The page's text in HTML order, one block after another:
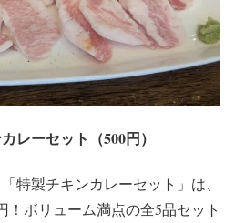
レーセット（500円）
特製チキンカレーセット」は、
！ボリューム満点の全5品セット